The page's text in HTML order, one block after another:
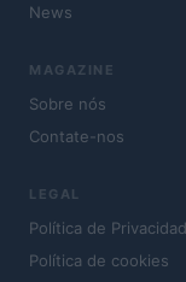
News
MAGAZINE
Sobre nós
Contate-nos
LEGAL
Política de
Política de cookies